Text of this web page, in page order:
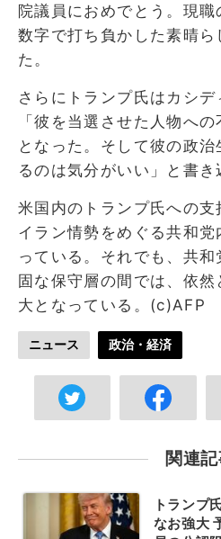
院議員におめでとう。現
数字で打ち負かした素晴ら
た。
さらにトランプ氏はカシデ
「彼を当選させた人物へ
となった。そして彼の政
るのは気分がいい」と書き
米国内のトランプ氏への
イラン情勢をめぐる共和党
っている。それでも、共
固な保守層の間では、依
大となっている。(c)AFP
ニュース 政治・経済
関連
トランプ
なお強大